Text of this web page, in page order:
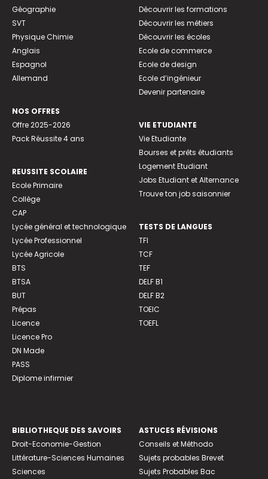
Géographie
SVT
Physique Chimie
Anglais
Espagnol
Allemand
NOS OFFRES
Offre 2025-2026
Pack Réussite 4 ans
REUSSITE SCOLAIRE
Ecole Primaire
Collège
CAP
Lycée général et technologique
Lycée Professionnel
Lycée Agricole
BTS
BTSA
BUT
Prépas
Licence
Licence Pro
DN Made
PASS
Diplome infirmier
Découvrir les formations
Découvrir les métiers
Découvrir les écoles
Ecole de commerce
Ecole de design
Ecole d’ingénieur
Devenir partenaire
VIE ETUDIANTE
Vie Etudiante
Bourses et prêts étudiants
Logement Etudiant
Jobs Etudiant et Alternance
Trouve ton job saisonnier
TESTS DE LANGUES
TFI
TCF
TEF
DELF B1
DELF B2
TOEIC
TOEFL
BIBLIOTHEQUE DES SAVOIRS
Droit-Economie-Gestion
Littérature-Sciences Humaines
Sciences
ASTUCES RÉVISIONS
Conseils et Méthodo
Sujets probables Brevet
Sujets Probables Bac